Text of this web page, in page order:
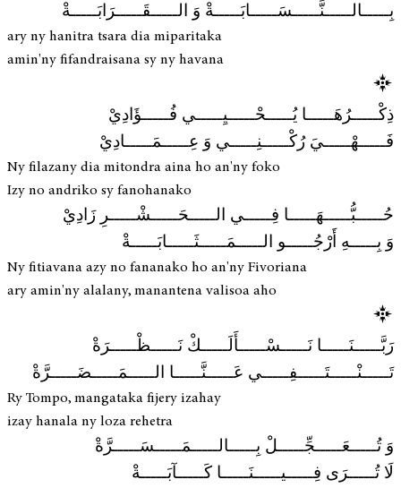
بِـــــالـــــنَّـــــسَـــــابَـــــةْ وَ الـــــقَـــــرَابَـــــةْ
ary ny hanitra tsara dia miparitaka
amin'ny fifandraisana sy ny havana
ذِكْـــــرُهَـــــا يُـــــحْـــــيِـــــي فُـــــؤَادِيْ
فَـــــهْـــــيَ رُكْـــــنِـــــي وَ عِـــــمَـــــادِيْ
Ny filazany dia mitondra aina ho an'ny foko
Izy no andriko sy fanohanako
حُـــــبُّـــــهَـــــا فِـــــي الـــــحَـــــشْـــــرِ زَادِيْ
وَ بِـــــهِ أَرْجُـــــو الـــــمَـــــثَـــــابَـــــةْ
Ny fitiavana azy no fananako ho an'ny Fivoriana
ary amin'ny alalany, manantena valisoa aho
رَبَّـــــنَـــــا نَـــــسْـــــأَلَـــــكْ نَـــــظْـــــرَةْ
تَـــــنْـــــتَـــــفِـــــي عَـــــنَّـــــا الـــــمَـــــضَـــــرَّةْ
Ry Tompo, mangataka fijery izahay
izay hanala ny loza rehetra
وَ تُـــــعَـــــجِّـــــلْ بِـــــالـــــمَـــــسَـــــرَّةْ
لَا تُـــــرَى فِـــــيـــــنَـــــا كَـــــآبَـــــةْ